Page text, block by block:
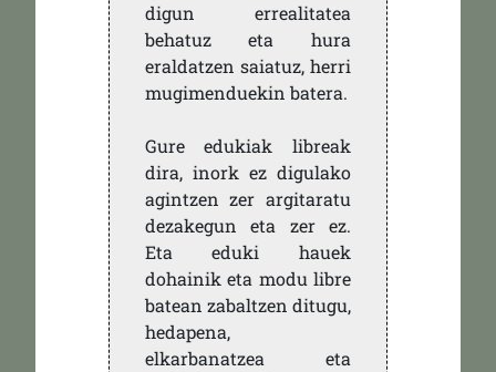
digun errealitatea
behatuz eta hura
eraldatzen saiatuz, herri
mugimenduekin batera.
Gure edukiak libreak
dira, inork ez digulako
agintzen zer argitaratu
dezakegun eta zer ez.
Eta eduki hauek
dohainik eta modu libre
batean zabaltzen ditugu,
hedapena,
elkarbanatzea eta